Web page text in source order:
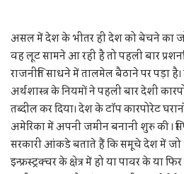
असल में देश के भीतर ही देश को बेचने का
वह लूट सामने आ रही है तो पहली बार
राजनीति साधने में तालमेल बैठाने पर पड़ा
अर्थशास्त्र के नियमों ने पहली बार देशी
तब्दील कर दिया। देश के टॉप कारपोरेट
अमेरिका में अपनी जमीन बनानी शुरु की ।
सरकारी आंकडे बताते हैं कि समूचे देश में
इन्फ्रस्ट्रक्चर के क्षेत्र में हो या पावर के या